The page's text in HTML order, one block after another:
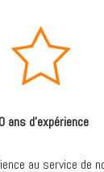
ans d’expérience
au service de